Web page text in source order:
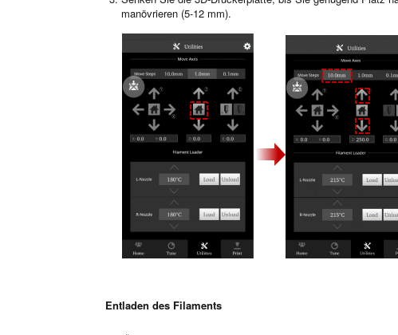
manövrieren (5-12 mm).
Entladen des Filaments